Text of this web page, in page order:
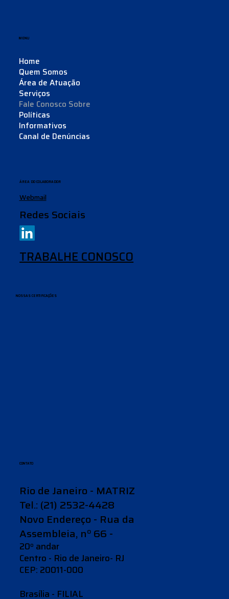
MENU
Home
Quem Somos
Área de Atuação
Serviços
Fale Conosco Sobre
Políticas
Informativos
Canal de Denúncias
ÁREA DO COLABORADOR
Webmail
Redes Sociais
TRABALHE CONOSCO
NOSSAS CERTIFICAÇÕES
Rio de Janeiro - MATRIZ
Tel.: (21) 2532-4428
Novo Endereço - Rua da
Assembleia, nº 66 -
20º andar
Centro - Rio de Janeiro- RJ
CEP: 20011-000
Brasília - FILIAL
CONTAT0